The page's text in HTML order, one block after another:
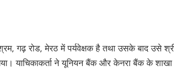
गढ़ रोड, मेरठ में पर्यवेक्षक है तथा उसके बाद उसे
याचिकाकर्ता ने यूनियन बैंक और केनरा बैंक के